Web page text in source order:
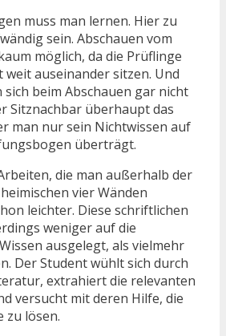
muss man lernen. Hier zu
sein. Abschauen vom
möglich, da die Prüflinge
weit auseinander sitzen. Und
beim Abschauen gar nicht
Sitznachbar überhaupt das
man nur sein Nichtwissen auf
überträgt.
die man außerhalb der
vier Wänden
leichter. Diese schriftlichen
weniger auf die
ausgelegt, als vielmehr
Der Student wühlt sich durch
extrahiert die relevanten
versucht mit deren Hilfe, die
zu lösen.